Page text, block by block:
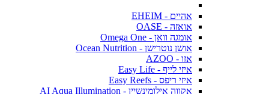
אהיים - EHEIM
אואזה - OASE
אומגה וואן - Omega One
אושן נוטרישן - Ocean Nutrition
אזו - AZOO
איזי לייף - Easy Life
איזי ריפס - Easy Reefs
אקווה אילומינשיין - AI Aqua Illumination